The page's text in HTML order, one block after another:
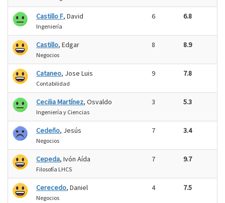
Castillo F, David
Ingeniería
6 6.8
Castillo, Edgar
Negocios
8 8.9
Cataneo, Jose Luis
Contabilidad
9 7.8
Cecilia Martínez, Osvaldo
Ingeniería y Ciencias
3 5.3
Cedeño, Jesús
Negocios
7 3.4
Cepeda, Ivón Aída
Filosofía LHCS
7 9.7
Cerecedo, Daniel
Negocios
4 7.5